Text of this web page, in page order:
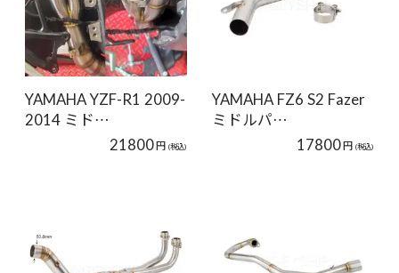
YAMAHA YZF-R1 2009-
2014 ミド…
21800円 (税込)
YAMAHA FZ6 S2 Fazer
ミドルパ…
17800円 (税込)